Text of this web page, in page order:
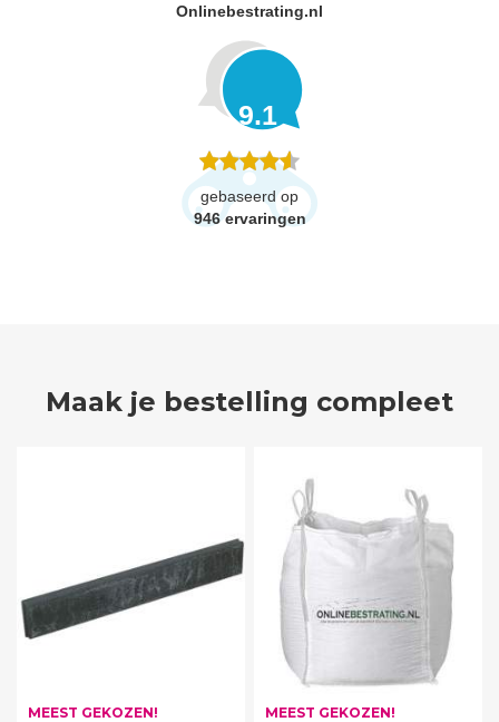
Onlinebestrating.nl
9.1
gebaseerd op
946 ervaringen
Maak je bestelling compleet
MEEST GEKOZEN! MEEST GEKOZEN!